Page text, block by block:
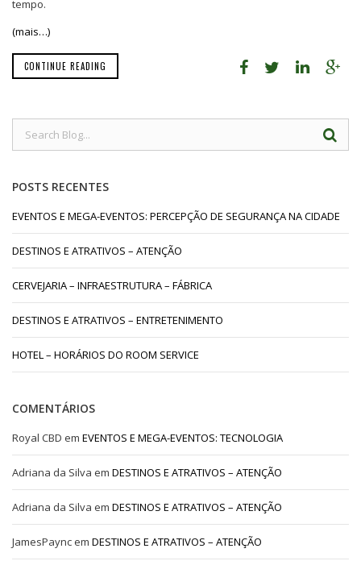
tempo.
(mais…)
CONTINUE READING
POSTS RECENTES
EVENTOS E MEGA-EVENTOS: PERCEPÇÃO DE SEGURANÇA NA CIDADE
DESTINOS E ATRATIVOS – ATENÇÃO
CERVEJARIA – INFRAESTRUTURA – FÁBRICA
DESTINOS E ATRATIVOS – ENTRETENIMENTO
HOTEL – HORÁRIOS DO ROOM SERVICE
COMENTÁRIOS
Royal CBD em EVENTOS E MEGA-EVENTOS: TECNOLOGIA
Adriana da Silva em DESTINOS E ATRATIVOS – ATENÇÃO
Adriana da Silva em DESTINOS E ATRATIVOS – ATENÇÃO
JamesPaync em DESTINOS E ATRATIVOS – ATENÇÃO